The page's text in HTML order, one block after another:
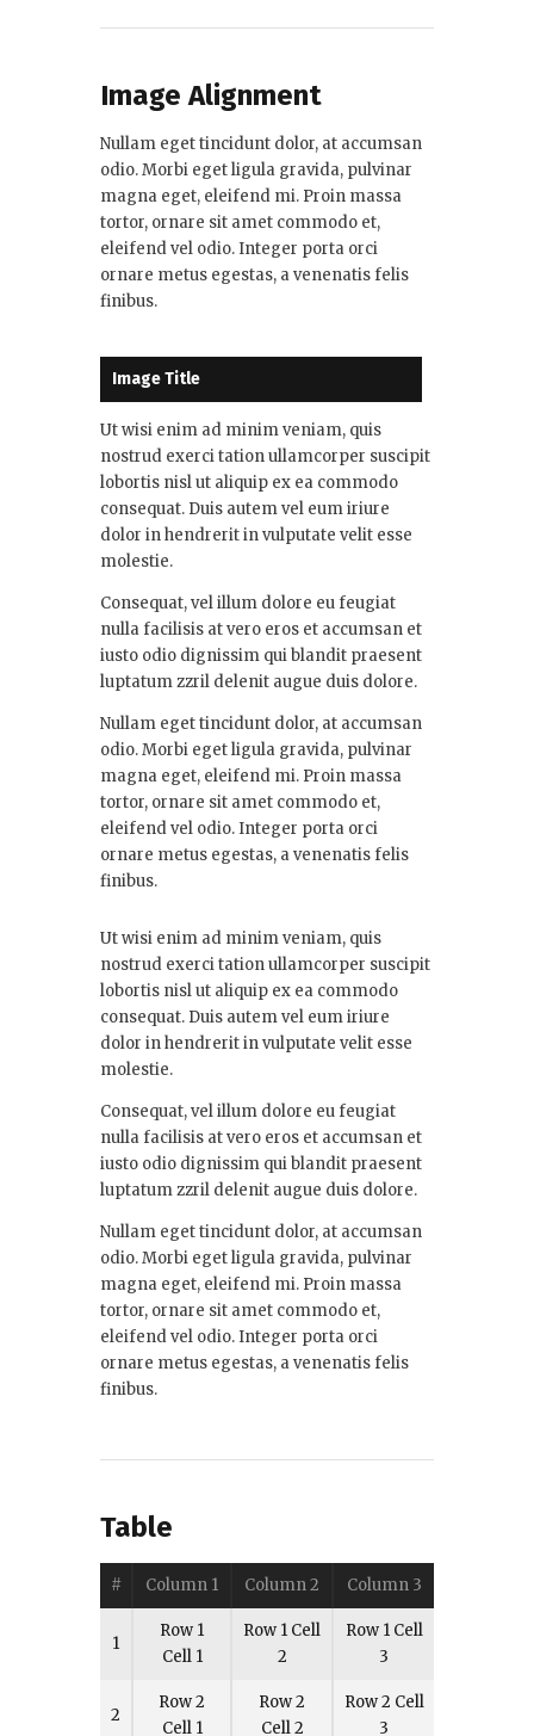
Image Alignment
Nullam eget tincidunt dolor, at accumsan
odio. Morbi eget ligula gravida, pulvinar
magna eget, eleifend mi. Proin massa
tortor, ornare sit amet commodo et,
eleifend vel odio. Integer porta orci
ornare metus egestas, a venenatis felis
finibus.
Image Title
Ut wisi enim ad minim veniam, quis
nostrud exerci tation ullamcorper suscipit
lobortis nisl ut aliquip ex ea commodo
consequat. Duis autem vel eum iriure
dolor in hendrerit in vulputate velit esse
molestie.
Consequat, vel illum dolore eu feugiat
nulla facilisis at vero eros et accumsan et
iusto odio dignissim qui blandit praesent
luptatum zzril delenit augue duis dolore.
Nullam eget tincidunt dolor, at accumsan
odio. Morbi eget ligula gravida, pulvinar
magna eget, eleifend mi. Proin massa
tortor, ornare sit amet commodo et,
eleifend vel odio. Integer porta orci
ornare metus egestas, a venenatis felis
finibus.
Ut wisi enim ad minim veniam, quis
nostrud exerci tation ullamcorper suscipit
lobortis nisl ut aliquip ex ea commodo
consequat. Duis autem vel eum iriure
dolor in hendrerit in vulputate velit esse
molestie.
Consequat, vel illum dolore eu feugiat
nulla facilisis at vero eros et accumsan et
iusto odio dignissim qui blandit praesent
luptatum zzril delenit augue duis dolore.
Nullam eget tincidunt dolor, at accumsan
odio. Morbi eget ligula gravida, pulvinar
magna eget, eleifend mi. Proin massa
tortor, ornare sit amet commodo et,
eleifend vel odio. Integer porta orci
ornare metus egestas, a venenatis felis
finibus.
Table
# Column 1 Column 2 Column 3
1
Row 1
Cell 1
Row 1 Cell
2
Row 1 Cell
3
2
Row 2
Cell 1
Row 2
Cell 2
Row 2 Cell
3